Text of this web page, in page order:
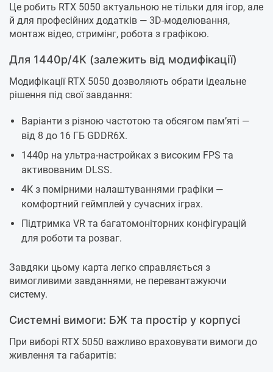
Це робить RTX 5050 актуальною не тільки для ігор, але
й для професійних додатків — 3D-моделювання,
монтаж відео, стримінг, робота з графікою.
Для 1440p/4К (залежить від модифікації)
Модифікації RTX 5050 дозволяють обрати ідеальне
рішення під свої завдання:
Варіанти з різною частотою та обсягом пам’яті —
від 8 до 16 ГБ GDDR6X.
1440p на ультра-настройках з високим FPS та
активованим DLSS.
4К з помірними налаштуваннями графіки —
комфортний геймплей у сучасних іграх.
Підтримка VR та багатомоніторних конфігурацій
для роботи та розваг.
Завдяки цьому карта легко справляється з
вимогливими завданнями, не перевантажуючи
систему.
Системні вимоги: БЖ та простір у корпусі
При виборі RTX 5050 важливо враховувати вимоги до
живлення та габаритів: